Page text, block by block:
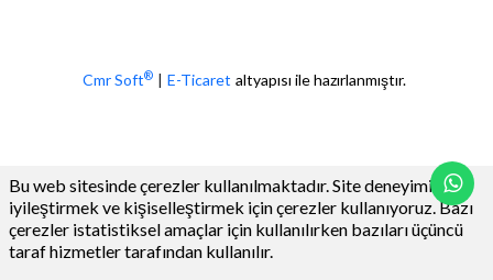
Cmr Soft® | E-Ticaret altyapısı ile hazırlanmıştır.
Bu web sitesinde çerezler kullanılmaktadır. Site deneyiminizi
iyileştirmek ve kişiselleştirmek için çerezler kullanıyoruz. Bazı
çerezler istatistiksel amaçlar için kullanılırken bazıları üçüncü
taraf hizmetler tarafından kullanılır.